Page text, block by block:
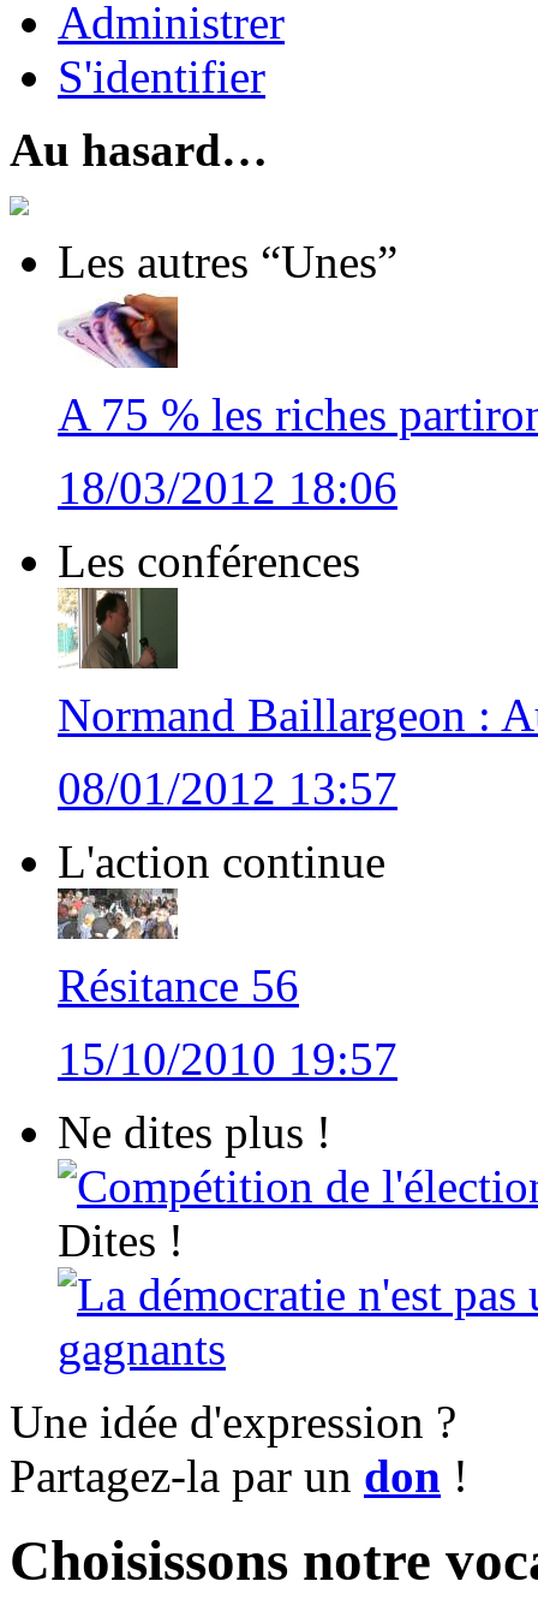
Administrer
S'identifier
Au hasard…
Les autres “Unes”
A 75 % les riches
18/03/2012 18:06
Les conférences
Normand Baillargeon :
08/01/2012 13:57
L'action continue
Résitance 56
15/10/2010 19:57
Ne dites plus !
Compétition de
Dites !
La démocratie n'est
gagnants
Une idée d'expression ?
Partagez-la par un don !
Choisissons notre